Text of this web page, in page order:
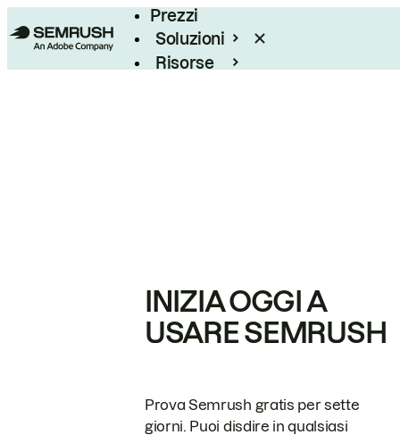
Prezzi
Soluzioni
Risorse
INIZIA OGGI A
USARE SEMRUSH
Prova Semrush gratis per sette
giorni. Puoi disdire in qualsiasi